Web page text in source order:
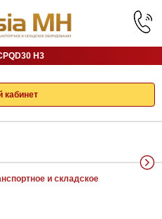
кабинет
и складское
H3